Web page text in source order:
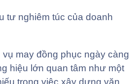
tư nghiêm túc của doanh
may đồng phục ngày càng
hiệu lớn quan tâm như một
trong việc xây dựng văn